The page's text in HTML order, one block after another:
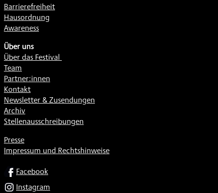
Barrierefreiheit
Hausordnung
Awareness
Über uns
Über das Festival
Team
Partner:innen
Kontakt
Newsletter & Zusendungen
Archiv
Stellenausschreibungen
Presse
Impressum und Rechtshinweise
SOCIALFacebook
Instagram